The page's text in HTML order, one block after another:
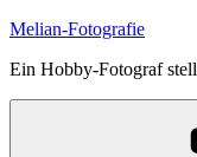
Skip
content
Melian-Fotografie
Ein Hobby-Fotograf